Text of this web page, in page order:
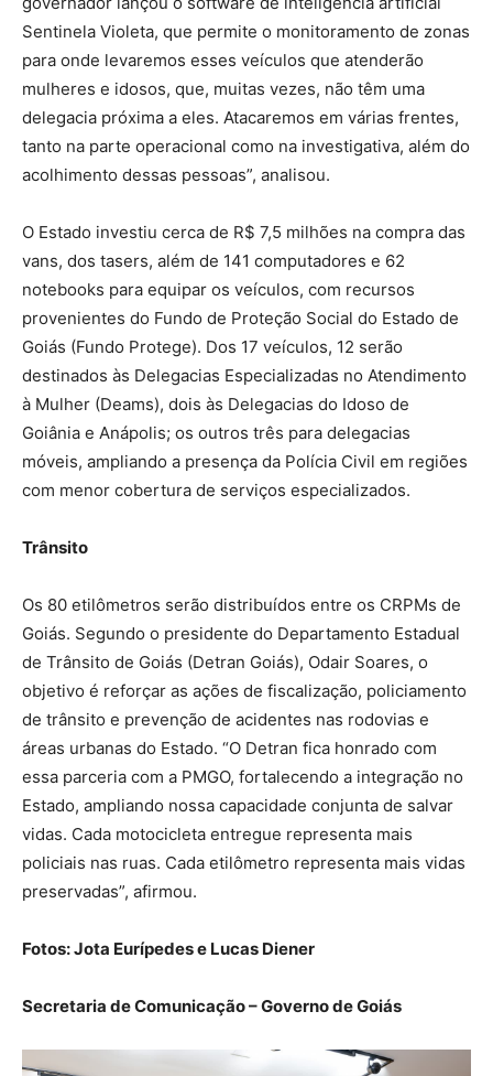
Sentinela Violeta, que permite o monitoramento de zonas
para onde levaremos esses veículos que atenderão
mulheres e idosos, que, muitas vezes, não têm uma
delegacia próxima a eles. Atacaremos em várias frentes,
tanto na parte operacional como na investigativa, além do
acolhimento dessas pessoas”, analisou.
O Estado investiu cerca de R$ 7,5 milhões na compra das
vans, dos tasers, além de 141 computadores e 62
notebooks para equipar os veículos, com recursos
provenientes do Fundo de Proteção Social do Estado de
Goiás (Fundo Protege). Dos 17 veículos, 12 serão
destinados às Delegacias Especializadas no Atendimento
à Mulher (Deams), dois às Delegacias do Idoso de
Goiânia e Anápolis; os outros três para delegacias
móveis, ampliando a presença da Polícia Civil em regiões
com menor cobertura de serviços especializados.
Trânsito
Os 80 etilômetros serão distribuídos entre os CRPMs de
Goiás. Segundo o presidente do Departamento Estadual
de Trânsito de Goiás (Detran Goiás), Odair Soares, o
objetivo é reforçar as ações de fiscalização, policiamento
de trânsito e prevenção de acidentes nas rodovias e
áreas urbanas do Estado. “O Detran fica honrado com
essa parceria com a PMGO, fortalecendo a integração no
Estado, ampliando nossa capacidade conjunta de salvar
vidas. Cada motocicleta entregue representa mais
policiais nas ruas. Cada etilômetro representa mais vidas
preservadas”, afirmou.
Fotos: Jota Eurípedes e Lucas Diener
Secretaria de Comunicação – Governo de Goiás